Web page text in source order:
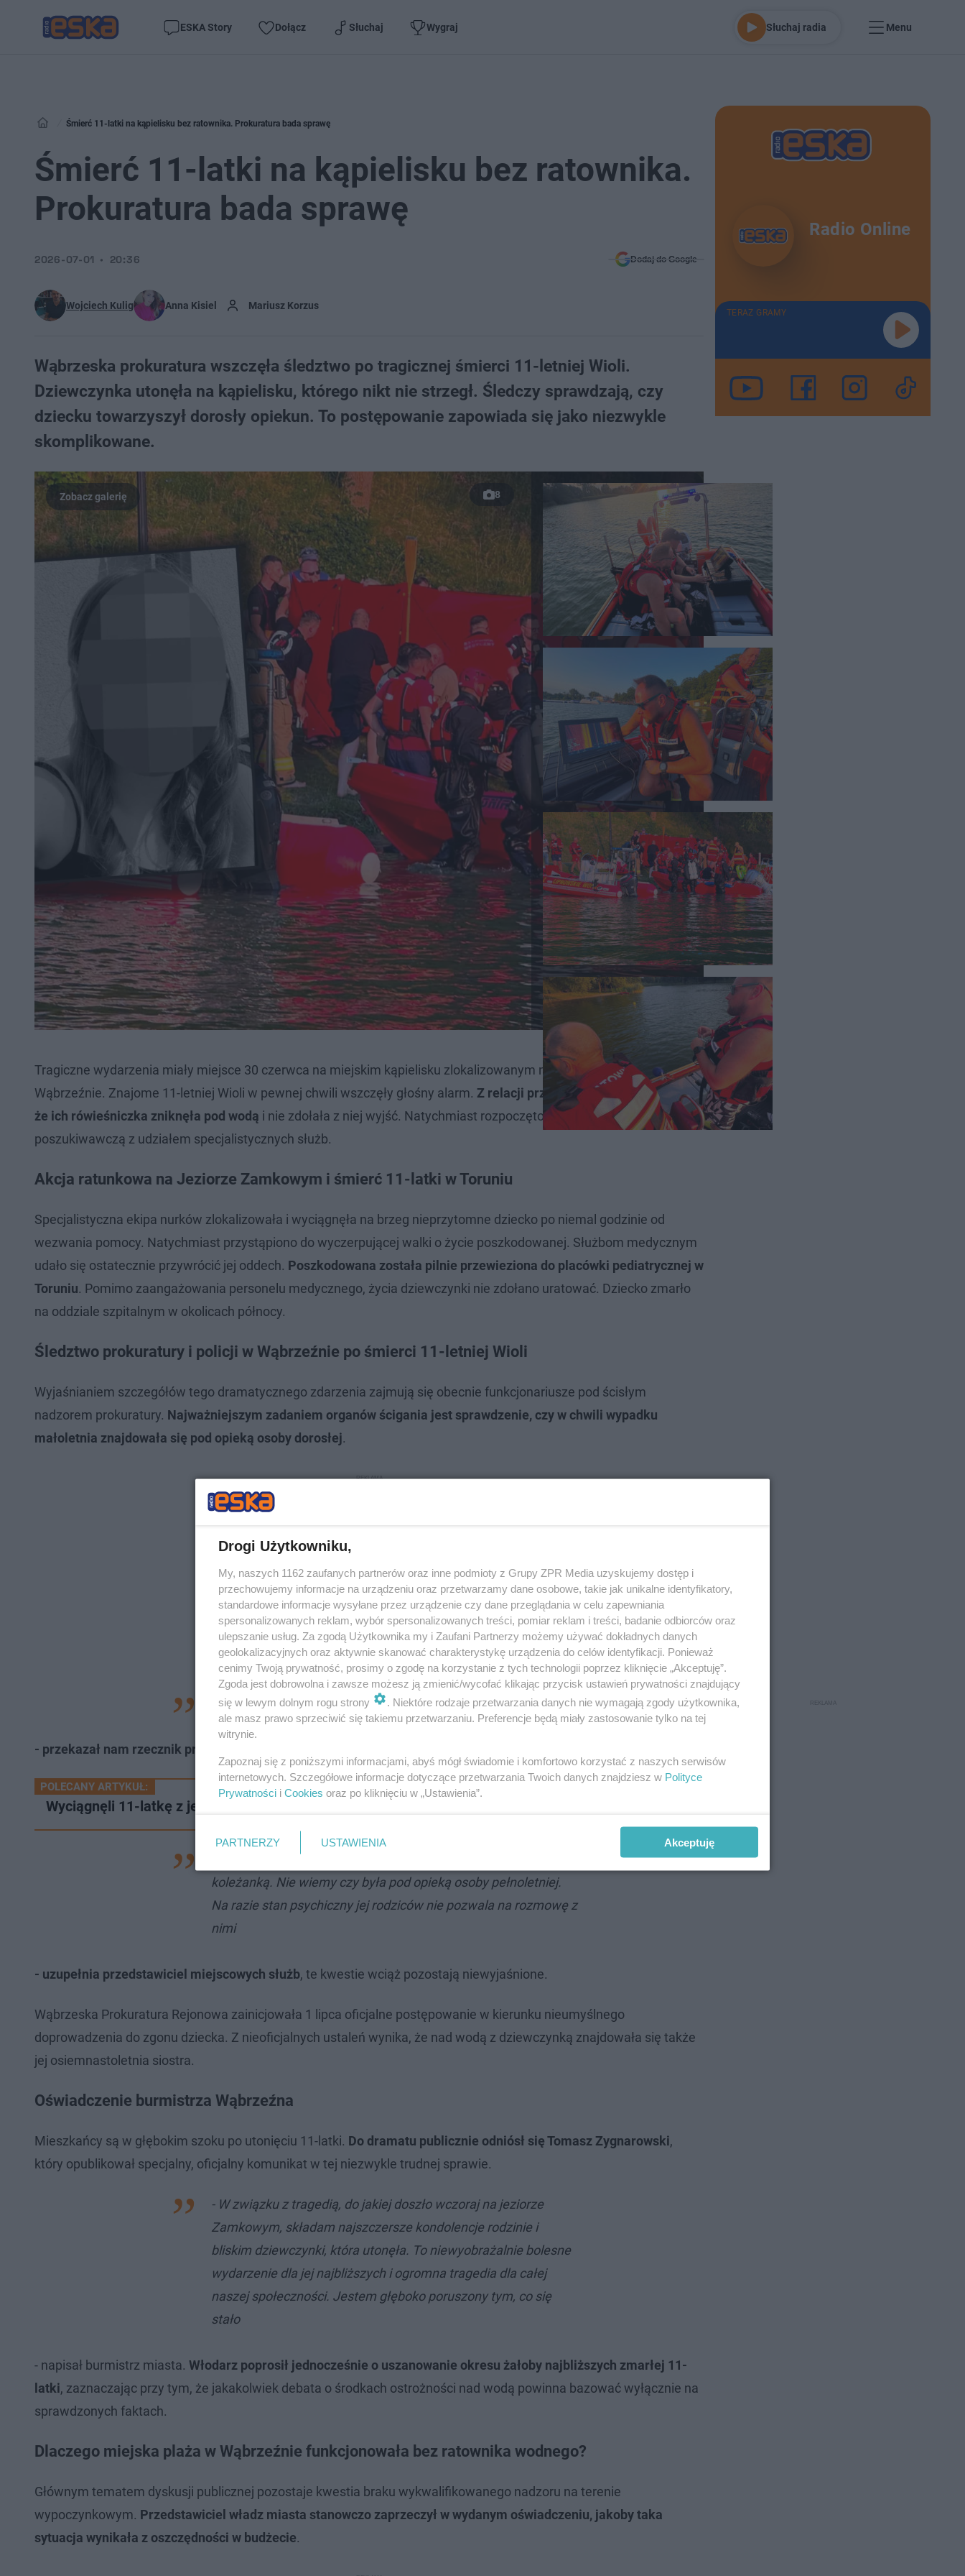
ESKA Story Dołącz Słuchaj Wygraj Słuchaj radia Menu
Śmierć 11-latki na kąpielisku bez ratownika. Prokuratura bada sprawę
Śmierć 11-latki na kąpielisku bez ratownika.
Prokuratura bada sprawę
Wojciech Kulig Anna Kisiel Mariusz Korzus
2026-07-01 20:36 Dodaj do Google
Wąbrzeska prokuratura wszczęła śledztwo po tragicznej śmierci 11-letniej Wioli.
Dziewczynka utonęła na kąpielisku, którego nikt nie strzegł. Śledczy sprawdzają, czy
dziecku towarzyszył dorosły opiekun. To postępowanie zapowiada się jako niezwykle
skomplikowane.
8
Tragiczne wydarzenia miały miejsce 30 czerwca na miejskim kąpielisku zlokalizowanym nad Jeziorem Zamkowym w
Wąbrzeźnie. Znajome 11-letniej Wioli w pewnej chwili wszczęły głośny alarm. Z relacji przerażonych dzieci wynikało,
że ich rówieśniczka zniknęła pod wodą i nie zdołała z niej wyjść. Natychmiast rozpoczęto szeroko zakrojoną akcję
poszukiwawczą z udziałem specjalistycznych służb.
Akcja ratunkowa na Jeziorze Zamkowym i śmierć 11-latki w Toruniu
Specjalistyczna ekipa nurków zlokalizowała i wyciągnęła na brzeg nieprzytomne dziecko po niemal godzinie od
wezwania pomocy. Natychmiast przystąpiono do wyczerpującej walki o życie poszkodowanej. Służbom medycznym
udało się ostatecznie przywrócić jej oddech. Poszkodowana została pilnie przewieziona do placówki pediatrycznej w
Toruniu. Pomimo zaangażowania personelu medycznego, życia dziewczynki nie zdołano uratować. Dziecko zmarło
na oddziale szpitalnym w okolicach północy.
Śledztwo prokuratury i policji w Wąbrzeźnie po śmierci 11-letniej Wioli
Wyjaśnianiem szczegółów tego dramatycznego zdarzenia zajmują się obecnie funkcjonariusze pod ścisłym
nadzorem prokuratury. Najważniejszym zadaniem organów ścigania jest sprawdzenie, czy w chwili wypadku
małoletnia znajdowała się pod opieką osoby dorosłej.
- Na plaży nie ma ratownika
- przekazał nam rzecznik prasowy wąbrzeskiej komendy policji
POLECANY ARTYKUŁ:
Wyciągnęli 11-latkę z jeziora i przywrócili funkcje życiowe. Finał akcji jest t…
- Wiemy na pewno, że 11-latka na plaży była ze swoją 13-letnią
koleżanką. Nie wiemy czy była pod opieką osoby pełnoletniej.
Na razie stan psychiczny jej rodziców nie pozwala na rozmowę z
nimi
- uzupełnia przedstawiciel miejscowych służb, te kwestie wciąż pozostają niewyjaśnione.
Wąbrzeska Prokuratura Rejonowa zainicjowała 1 lipca oficjalne postępowanie w kierunku nieumyślnego
doprowadzenia do zgonu dziecka. Z nieoficjalnych ustaleń wynika, że nad wodą z dziewczynką znajdowała się także
jej osiemnastoletnia siostra.
Oświadczenie burmistrza Wąbrzeźna
Mieszkańcy są w głębokim szoku po utonięciu 11-latki. Do dramatu publicznie odniósł się Tomasz Zygnarowski,
który opublikował specjalny, oficjalny komunikat w tej niezwykle trudnej sprawie.
- W związku z tragedią, do jakiej doszło wczoraj na jeziorze
Zamkowym, składam najszczersze kondolencje rodzinie i
bliskim dziewczynki, która utonęła. To niewyobrażalnie bolesne
wydarzenie dla jej najbliższych i ogromna tragedia dla całej
naszej społeczności. Jestem głęboko poruszony tym, co się
stało
- napisał burmistrz miasta. Włodarz poprosił jednocześnie o uszanowanie okresu żałoby najbliższych zmarłej 11-
latki, zaznaczając przy tym, że jakakolwiek debata o środkach ostrożności nad wodą powinna bazować wyłącznie na
sprawdzonych faktach.
Dlaczego miejska plaża w Wąbrzeźnie funkcjonowała bez ratownika wodnego?
Głównym tematem dyskusji publicznej pozostaje kwestia braku wykwalifikowanego nadzoru na terenie
wypoczynkowym. Przedstawiciel władz miasta stanowczo zaprzeczył w wydanym oświadczeniu, jakoby taka
sytuacja wynikała z oszczędności w budżecie.
Radio Online
TERAZ GRAMY
Drogi Użytkowniku,
My, naszych 1162 zaufanych partnerów oraz inne podmioty z Grupy ZPR Media uzyskujemy dostęp i
przechowujemy informacje na urządzeniu oraz przetwarzamy dane osobowe, takie jak unikalne identyfikatory,
standardowe informacje wysyłane przez urządzenie czy dane przeglądania w celu zapewniania
spersonalizowanych reklam, wybór spersonalizowanych treści, pomiar reklam i treści, badanie odbiorców oraz
ulepszanie usług. Za zgodą Użytkownika my i Zaufani Partnerzy możemy używać dokładnych danych
geolokalizacyjnych oraz aktywnie skanować charakterystykę urządzenia do celów identyfikacji. Ponieważ
cenimy Twoją prywatność, prosimy o zgodę na korzystanie z tych technologii poprzez kliknięcie „Akceptuję”.
Zgoda jest dobrowolna i zawsze możesz ją zmienić/wycofać klikając przycisk ustawień prywatności znajdujący
się w lewym dolnym rogu strony
. Niektóre rodzaje przetwarzania danych nie wymagają zgody użytkownika,
ale masz prawo sprzeciwić się takiemu przetwarzaniu. Preferencje będą miały zastosowanie tylko na tej
witrynie.
Zapoznaj się z poniższymi informacjami, abyś mógł świadomie i komfortowo korzystać z naszych serwisów
internetowych. Szczegółowe informacje dotyczące przetwarzania Twoich danych znajdziesz w Polityce
Prywatności i Cookies oraz po kliknięciu w „Ustawienia”.
PARTNERZY USTAWIENIA Akceptuję